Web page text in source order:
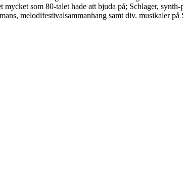
mycket som 80-talet hade att bjuda på; Schlager,
melodifestivalsammanhang samt div. musikaler